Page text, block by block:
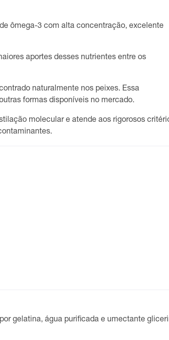
ômega-3 com alta concentração, excelente
aportes desses nutrientes entre os
naturalmente nos peixes. Essa
formas disponíveis no mercado.
molecular e atende aos rigorosos
gelatina, água purificada e umectante